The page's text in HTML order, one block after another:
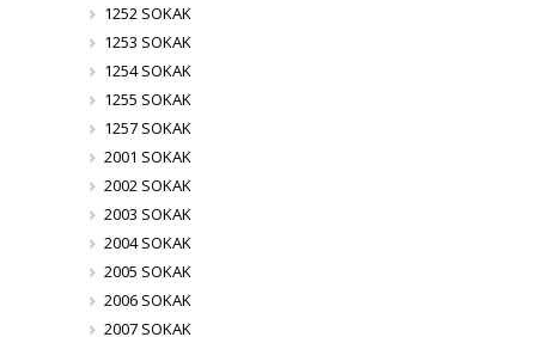
1252 SOKAK
1253 SOKAK
1254 SOKAK
1255 SOKAK
1257 SOKAK
2001 SOKAK
2002 SOKAK
2003 SOKAK
2004 SOKAK
2005 SOKAK
2006 SOKAK
2007 SOKAK